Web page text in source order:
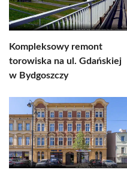
Kompleksowy remont
torowiska na ul. Gdańskiej
w Bydgoszczy